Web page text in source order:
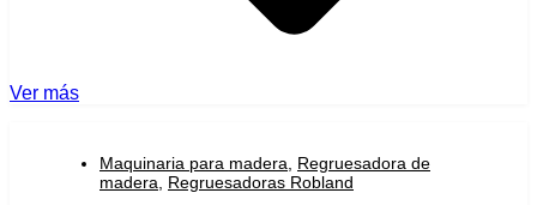
Ver más
Maquinaria para madera
Regruesadora de
madera
Regruesadoras Robland